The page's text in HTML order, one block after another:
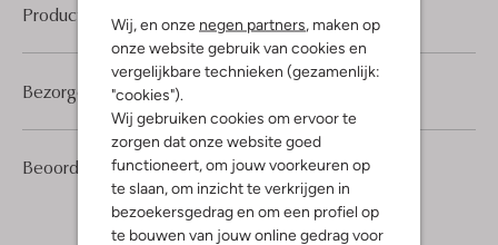
Wij, en onze negen partners, maken op
onze website gebruik van cookies en
vergelijkbare technieken (gezamenlijk:
"cookies").
Wij gebruiken cookies om ervoor te
zorgen dat onze website goed
functioneert, om jouw voorkeuren op
te slaan, om inzicht te verkrijgen in
bezoekersgedrag en om een profiel op
te bouwen van jouw online gedrag voor
Product informatie
Beoordelingen (4) 4/5
4
4
Sterren
Bezorgen & retourneren